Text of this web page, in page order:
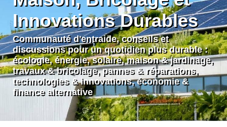
Innovations Durables
Communauté d'entraide, conseils et
discussions pour un quotidien plus durable :
écologie, énergie, solaire, maison & jardinage,
travaux & bricolage, pannes & réparations,
technologies & innovations, économie &
finance alternative